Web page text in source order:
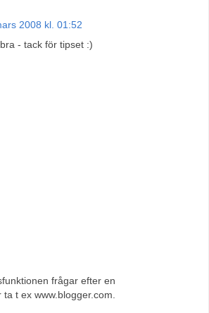
2008 kl. 01:52
- tack för tipset :)
frågar efter en
t ex www.blogger.com.